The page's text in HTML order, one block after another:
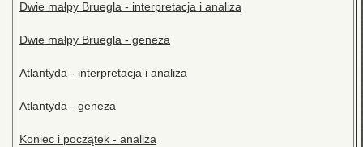
Dwie małpy Bruegla - interpretacja i analiza
Dwie małpy Bruegla - geneza
Atlantyda - interpretacja i analiza
Atlantyda - geneza
Koniec i początek - analiza